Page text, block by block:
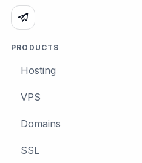
PRODUCTS
Hosting
VPS
Domains
SSL